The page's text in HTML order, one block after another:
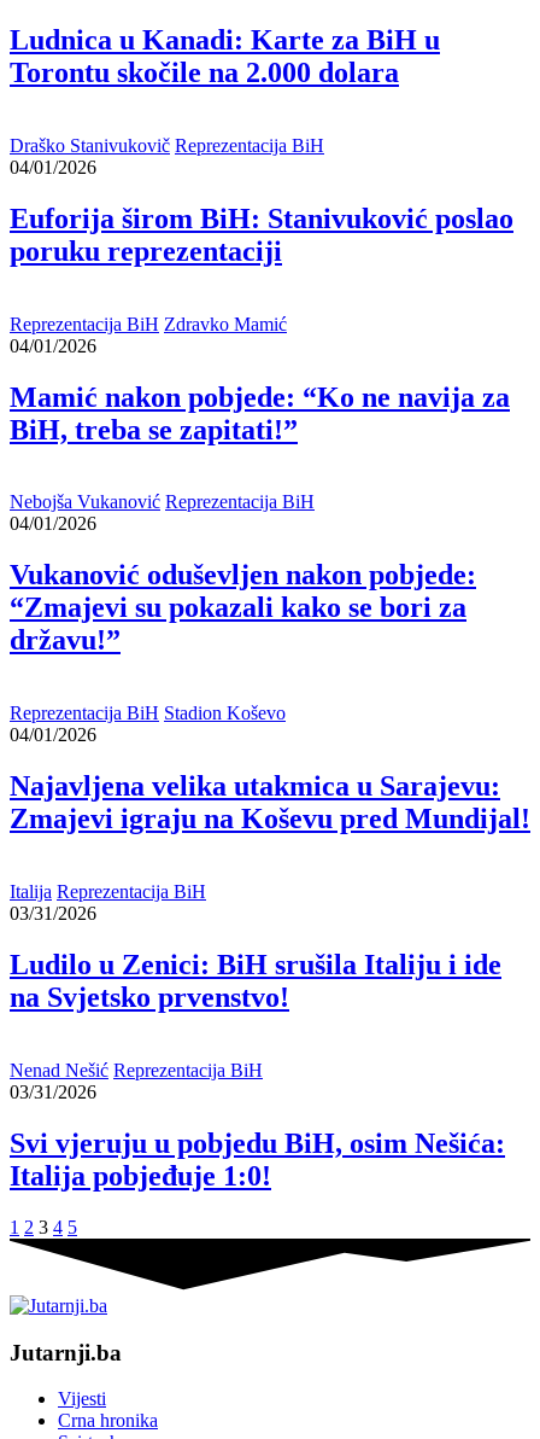
Ludnica u Kanadi: Karte za BiH u
Torontu skočile na 2.000 dolara
Draško Stanivukovič Reprezentacija BiH
04/01/2026
Euforija širom BiH: Stanivuković poslao
poruku reprezentaciji
Reprezentacija BiH Zdravko Mamić
04/01/2026
Mamić nakon pobjede: “Ko ne navija za
BiH, treba se zapitati!”
Nebojša Vukanović Reprezentacija BiH
04/01/2026
Vukanović oduševljen nakon pobjede:
“Zmajevi su pokazali kako se bori za
državu!”
Reprezentacija BiH Stadion Koševo
04/01/2026
Najavljena velika utakmica u Sarajevu:
Zmajevi igraju na Koševu pred Mundijal!
Italija Reprezentacija BiH
03/31/2026
Ludilo u Zenici: BiH srušila Italiju i ide
na Svjetsko prvenstvo!
Nenad Nešić Reprezentacija BiH
03/31/2026
Svi vjeruju u pobjedu BiH, osim Nešića:
Italija pobjeđuje 1:0!
1 2 3 4 5
Jutarnji.ba
Vijesti
Crna hronika